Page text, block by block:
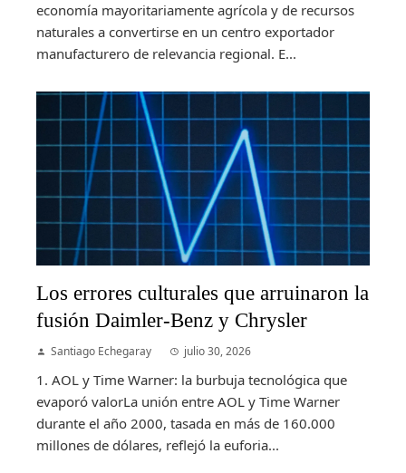
economía mayoritariamente agrícola y de recursos
naturales a convertirse en un centro exportador
manufacturero de relevancia regional. E...
Los errores culturales que arruinaron la
fusión Daimler-Benz y Chrysler
Santiago Echegaray julio 30, 2026
1. AOL y Time Warner: la burbuja tecnológica que
evaporó valorLa unión entre AOL y Time Warner
durante el año 2000, tasada en más de 160.000
millones de dólares, reflejó la euforia...